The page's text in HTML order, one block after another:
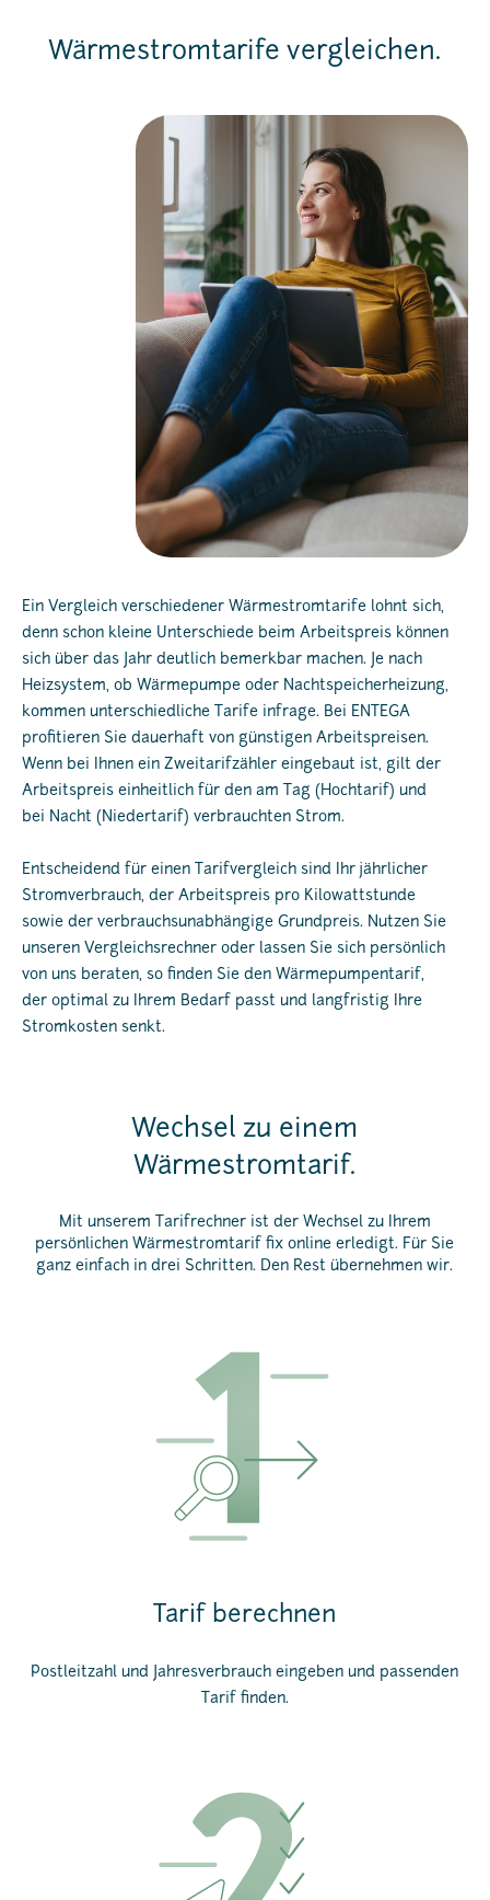
Wärmestromtarife vergleichen.
Ein Vergleich verschiedener Wärmestromtarife lohnt sich,
denn schon kleine Unterschiede beim Arbeitspreis können
sich über das Jahr deutlich bemerkbar machen. Je nach
Heizsystem, ob Wärmepumpe oder Nachtspeicherheizung,
kommen unterschiedliche Tarife infrage. Bei ENTEGA
profitieren Sie dauerhaft von günstigen Arbeitspreisen.
Wenn bei Ihnen ein Zweitarifzähler eingebaut ist, gilt der
Arbeitspreis einheitlich für den am Tag (Hochtarif) und
bei Nacht (Niedertarif) verbrauchten Strom.
Entscheidend für einen Tarifvergleich sind Ihr jährlicher
Stromverbrauch, der Arbeitspreis pro Kilowattstunde
sowie der verbrauchsunabhängige Grundpreis. Nutzen Sie
unseren Vergleichsrechner oder lassen Sie sich persönlich
von uns beraten, so finden Sie den Wärmepumpentarif,
der optimal zu Ihrem Bedarf passt und langfristig Ihre
Stromkosten senkt.
Wechsel zu einem
Wärmestromtarif.
Mit unserem Tarifrechner ist der Wechsel zu Ihrem
persönlichen Wärmestromtarif fix online erledigt. Für Sie
ganz einfach in drei Schritten. Den Rest übernehmen wir.
Tarif berechnen
Postleitzahl und Jahresverbrauch eingeben und passenden
Tarif finden.